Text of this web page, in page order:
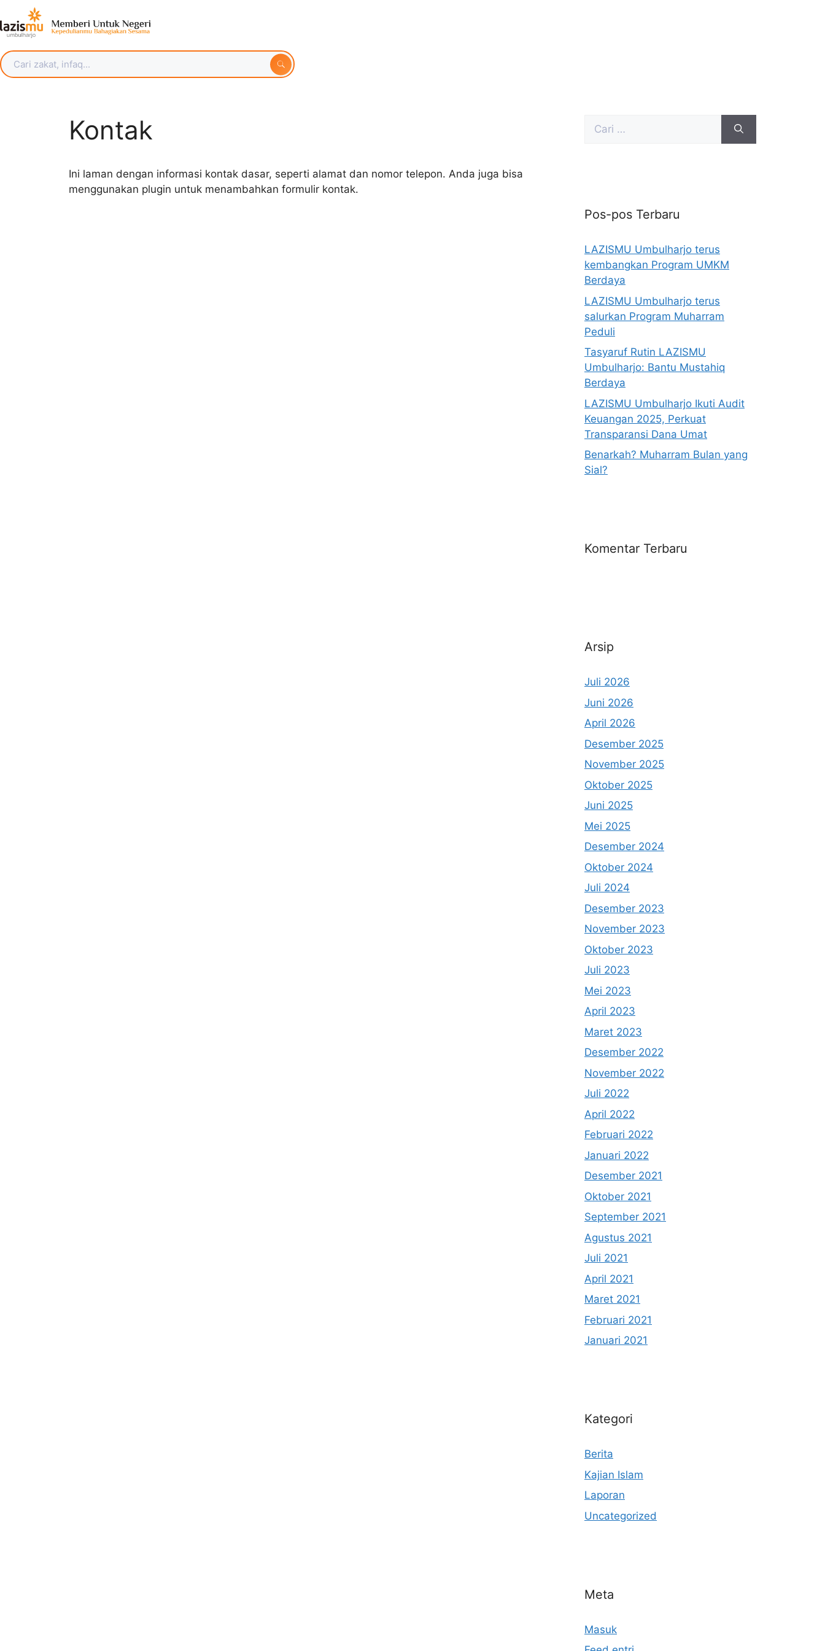
Kontak
Ini laman dengan informasi kontak dasar, seperti alamat dan nomor telepon. Anda juga bisa
menggunakan plugin untuk menambahkan formulir kontak.
Pos-pos Terbaru
LAZISMU Umbulharjo terus
kembangkan Program UMKM
Berdaya
LAZISMU Umbulharjo terus
salurkan Program Muharram
Peduli
Tasyaruf Rutin LAZISMU
Umbulharjo: Bantu Mustahiq
Berdaya
LAZISMU Umbulharjo Ikuti Audit
Keuangan 2025, Perkuat
Transparansi Dana Umat
Benarkah? Muharram Bulan yang
Sial?
Komentar Terbaru
Arsip
Juli 2026
Juni 2026
April 2026
Desember 2025
November 2025
Oktober 2025
Juni 2025
Mei 2025
Desember 2024
Oktober 2024
Juli 2024
Desember 2023
November 2023
Oktober 2023
Juli 2023
Mei 2023
April 2023
Maret 2023
Desember 2022
November 2022
Juli 2022
April 2022
Februari 2022
Januari 2022
Desember 2021
Oktober 2021
September 2021
Agustus 2021
Juli 2021
April 2021
Maret 2021
Februari 2021
Januari 2021
Kategori
Berita
Kajian Islam
Laporan
Uncategorized
Meta
Masuk